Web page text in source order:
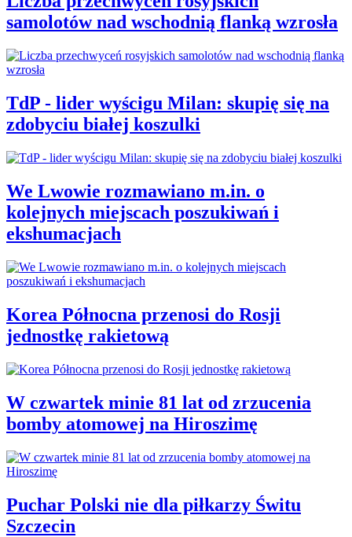
samolotów nad wschodnią flanką wzrosła
TdP - lider wyścigu Milan: skupię się na
zdobyciu białej koszulki
We Lwowie rozmawiano m.in. o
kolejnych miejscach poszukiwań i
ekshumacjach
Korea Północna przenosi do Rosji
jednostkę rakietową
W czwartek minie 81 lat od zrzucenia
bomby atomowej na Hiroszimę
Puchar Polski nie dla piłkarzy Świtu
Szczecin